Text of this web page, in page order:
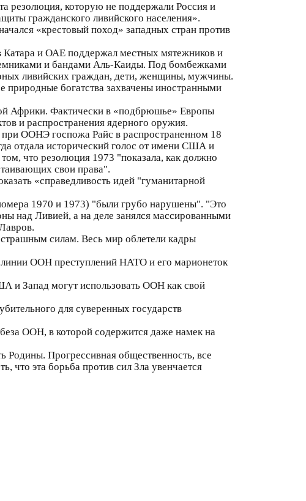
резолюция, которую не поддержали Россия и
гражданского ливийского населения».
«крестовый поход» западных стран против
Катара и ОАЕ поддержал местных мятежников и
и бандами Аль-Каиды. Под бомбежками
ливийских граждан, дети, женщины, мужчины.
богатства захвачены иностранными
Африки. Фактически в «подбрюшье» Европы
и распространения ядерного оружия.
при ООНЭ госпожа Райс в распространенном 18
отдала исторический голос от имени США и
что резолюция 1973 "показала, как должно
свои права".
«справедливость идей "гуманитарной
1970 и 1973) "были грубо нарушены". "Это
над Ливией, а на деле занялся массированными
силам. Весь мир облетели кадры
линии ООН преступлений НАТО и его марионеток
и Запад могут использовать ООН как свой
для суверенных государств
ООН, в которой содержится даже намек на
Родины. Прогрессивная общественность, все
что эта борьба против сил Зла увенчается